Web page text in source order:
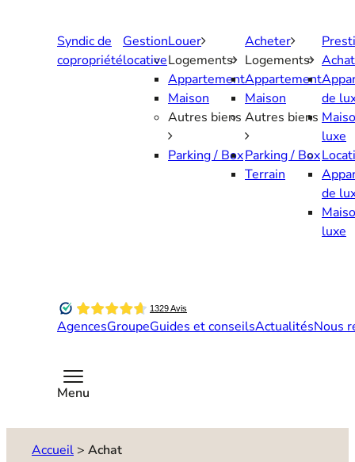
Syndic de
copropriété
Gestion
locative
Louer
Logements
Appartement
Maison
Autres biens
Parking / Box
Acheter
Logements
Appartement
Maison
Autres biens
Parking / Box
Terrain
Achat
de
luxe
de
luxe
AgencesGroupeGuides et conseilsActualitésNous
Menu
Accueil > Achat